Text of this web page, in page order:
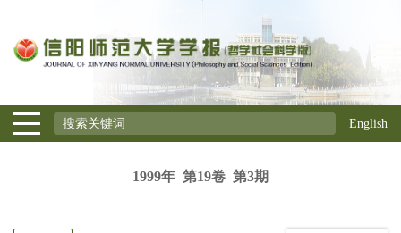
English
1999年 第19卷 第3期